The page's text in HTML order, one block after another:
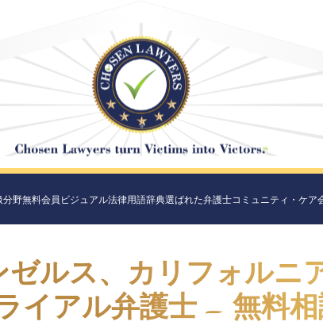
分野無料会員ビジュアル法律用語辞典選ばれた弁護士コミュニティ・ケア
ルス、カリフォルニ
イアル弁護士 – 無料